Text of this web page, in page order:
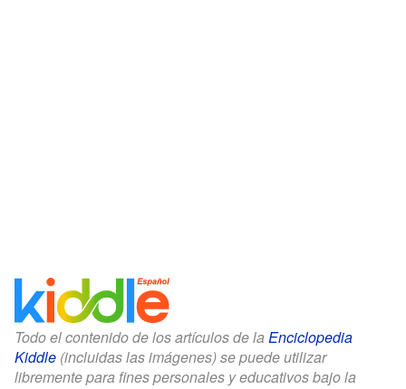
Todo el contenido de los artículos de la Enciclopedia
Kiddle (incluidas las imágenes) se puede utilizar
libremente para fines personales y educativos bajo la